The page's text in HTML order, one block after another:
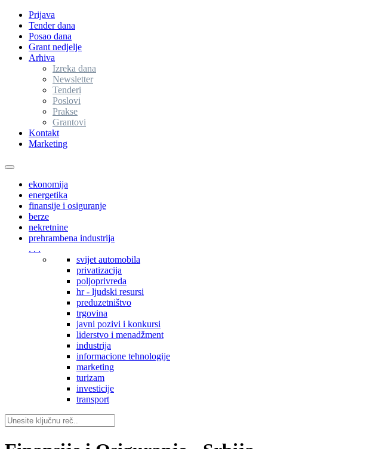
Prijava
Tender dana
Posao dana
Grant nedjelje
Arhiva
Izreka dana
Newsletter
Tenderi
Poslovi
Prakse
Grantovi
Kontakt
Marketing
Toggle
navigationekonomija
energetika
finansije i osiguranje
berze
nekretnine
prehrambena industrija
. . .
svijet automobila
privatizacija
poljoprivreda
hr - ljudski resursi
preduzetništvo
trgovina
javni pozivi i konkursi
liderstvo i menadžment
industrija
informacione tehnologije
marketing
turizam
investicije
transport